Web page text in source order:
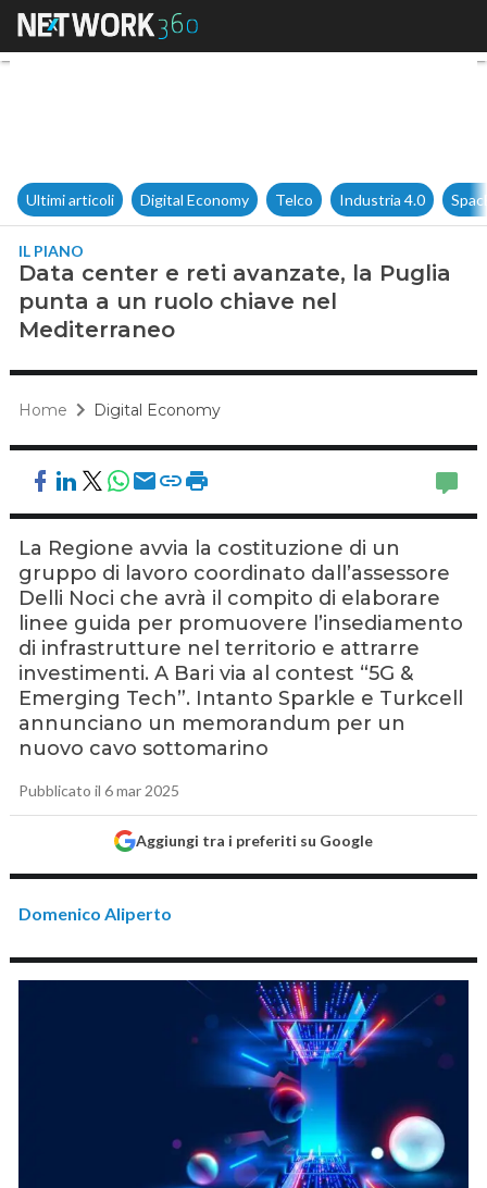
Data center e reti avanzate,
Ultimi articoli Digital Economy Telco Industria 4.0
IL PIANO
Data center e reti avanzate, la Puglia
punta a un ruolo chiave nel
Mediterraneo
Home Digital Economy
La Regione avvia la costituzione di un
gruppo di lavoro coordinato dall’assessore
Delli Noci che avrà il compito di elaborare
linee guida per promuovere l’insediamento
di infrastrutture nel territorio e attrarre
investimenti. A Bari via al contest “5G &
Emerging Tech”. Intanto Sparkle e Turkcell
annunciano un memorandum per un
nuovo cavo sottomarino
Pubblicato il 6 mar 2025
Aggiungi tra i preferiti su Google
Domenico Aliperto